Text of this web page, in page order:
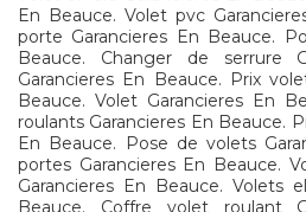
En Beauce. Volet pvc
porte Garancieres En Beauce.
Beauce. Changer de serrure
Garancieres En Beauce. Prix
Beauce. Volet Garancieres En
roulants Garancieres En Beauce.
En Beauce. Pose de volets
portes Garancieres En Beauce.
Garancieres En Beauce. Volets
Beauce. Coffre volet roulant